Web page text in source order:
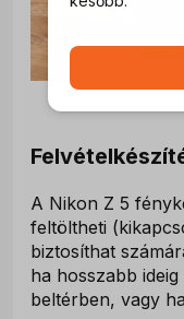
A Nikon Z 5
feltöltheti
biztosíthat
ha hosszabb
beltérben, vagy